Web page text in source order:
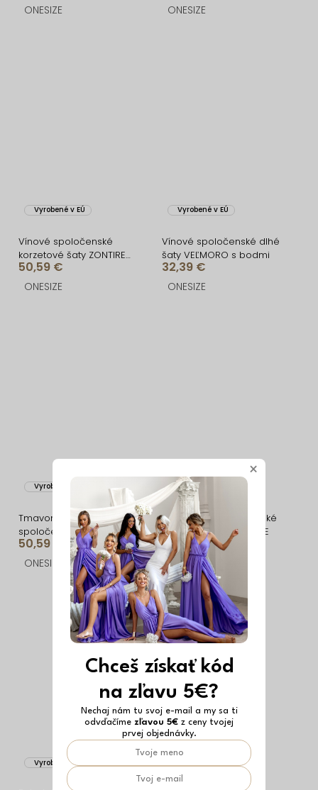
ONESIZE ONESIZE
Vyrobené v EÚ
Vínové spoločenské
korzetové šaty ZONTIRE
bez ramienok
50,59 €
ONESIZE
Vyrobené v EÚ
Vínové spoločenské dlhé
šaty VEĽMORO s bodmi
32,39 €
ONESIZE
Vyrobené v EÚ
Tmavomodré
spoločenské korzetové
plesové šaty ZONTIRE
50,59 €
ONESIZE
Vyrobené v EÚ
Petrolejové spoločenské
korzetové šaty ZONTIRE
50,59 €
ONESIZE
Vyrobené v EÚ
×
Chceš získať kód
na zľavu 5€?
Nechaj nám tu svoj e-mail a my sa ti
odvďačíme zľavou 5€ z ceny tvojej
prvej objednávky.